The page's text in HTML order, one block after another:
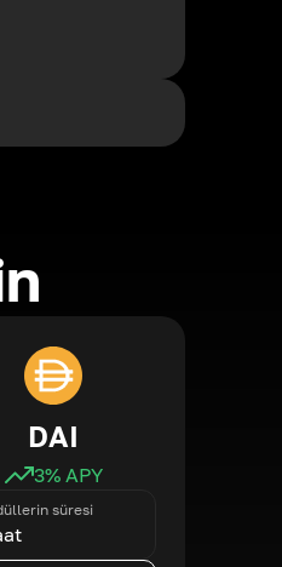
DAI
3% APY
süresi